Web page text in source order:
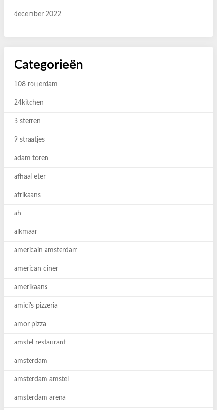
december 2022
Categorieën
108 rotterdam
24kitchen
3 sterren
9 straatjes
adam toren
afhaal eten
afrikaans
ah
alkmaar
americain amsterdam
american diner
amerikaans
amici's pizzeria
amor pizza
amstel restaurant
amsterdam
amsterdam amstel
amsterdam arena